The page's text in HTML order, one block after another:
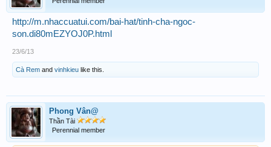
http://m.nhaccuatui.com/bai-hat/tinh-cha-ngoc-
son.di80mEZYOJ0P.html
23/6/13
Cà Rem and vinhkieu like this.
Phong Vân@
Thần Tài
Perennial member